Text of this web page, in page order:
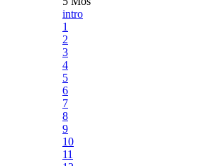
intro
1
2
3
4
5
6
7
8
9
10
11